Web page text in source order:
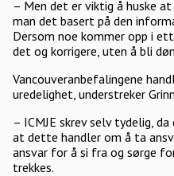
– Men det er viktig å huske
man det basert på den
Dersom noe kommer opp i
det og korrigere, uten å bli
Vancouveranbefalingene
uredelighet, understreker
– ICMJE skrev selv tydelig,
at dette handler om å ta
ansvar for å si fra og sørge
trekkes.